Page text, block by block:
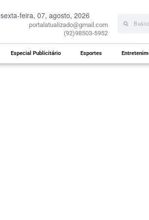
sexta-feira, 07, agosto, 2026
portalatualizado@gmail.com
(92)98503-5952
Especial Publicitário Esportes